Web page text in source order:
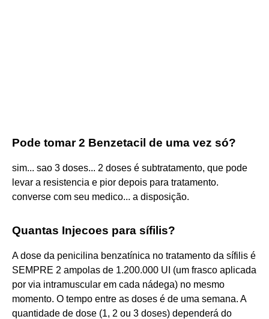
Pode tomar 2 Benzetacil de uma vez só?
sim... sao 3 doses... 2 doses é subtratamento, que pode
levar a resistencia e pior depois para tratamento.
converse com seu medico... a disposição.
Quantas Injecoes para sífilis?
A dose da penicilina benzatínica no tratamento da sífilis é
SEMPRE 2 ampolas de 1.200.000 UI (um frasco aplicada
por via intramuscular em cada nádega) no mesmo
momento. O tempo entre as doses é de uma semana. A
quantidade de dose (1, 2 ou 3 doses) dependerá do